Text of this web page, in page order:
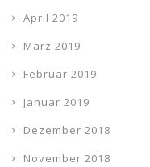
April 2019
März 2019
Februar 2019
Januar 2019
Dezember 2018
November 2018